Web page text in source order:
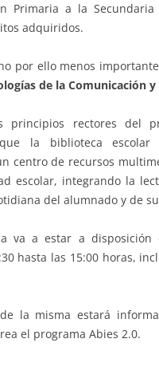
Primaria a la
adquiridos.
por ello menos
de la Comunicación
principios rectores del
la biblioteca
centro de recursos
escolar, integrando la
del alumnado y de
va a estar a disposición
hasta las 15:00 horas,
la misma estará
el programa Abies 2.0.